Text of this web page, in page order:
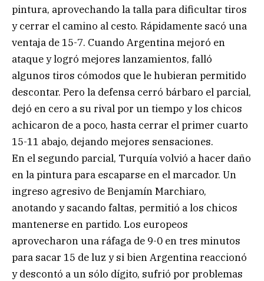
pintura, aprovechando la talla para dificultar tiros
y cerrar el camino al cesto. Rápidamente sacó una
ventaja de 15-7. Cuando Argentina mejoró en
ataque y logró mejores lanzamientos, falló
algunos tiros cómodos que le hubieran permitido
descontar. Pero la defensa cerró bárbaro el parcial,
dejó en cero a su rival por un tiempo y los chicos
achicaron de a poco, hasta cerrar el primer cuarto
15-11 abajo, dejando mejores sensaciones.
En el segundo parcial, Turquía volvió a hacer daño
en la pintura para escaparse en el marcador. Un
ingreso agresivo de Benjamín Marchiaro,
anotando y sacando faltas, permitió a los chicos
mantenerse en partido. Los europeos
aprovecharon una ráfaga de 9-0 en tres minutos
para sacar 15 de luz y si bien Argentina reaccionó
y descontó a un sólo dígito, sufrió por problemas